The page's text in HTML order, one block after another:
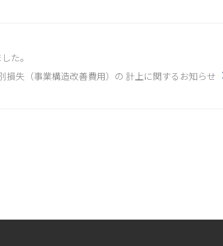
た。
損失（事業構造改善費用）の 計上に関するお知らせ